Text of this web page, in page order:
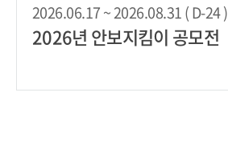
2026.06.17 ~ 2026.08.31 ( D-24 )
2026년 안보지킴이 공모전